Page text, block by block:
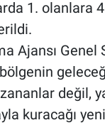
1. olanlara
Ajansı
değil,
kuracağı